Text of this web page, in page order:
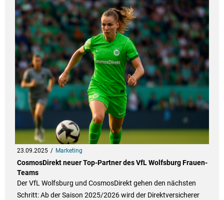
23.09.2025 Marketing
CosmosDirekt neuer Top-Partner des VfL Wolfsburg Frauen-
Teams
Der VfL Wolfsburg und CosmosDirekt gehen den nächsten
Schritt: Ab der Saison 2025/2026 wird der Direktversicherer